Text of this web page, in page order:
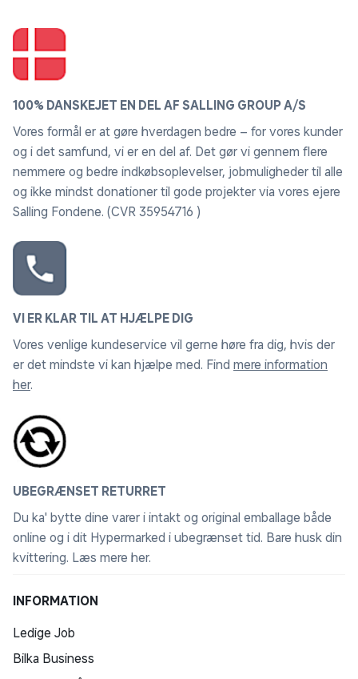
100% DANSKEJET EN DEL AF SALLING GROUP A/S
Vores formål er at gøre hverdagen bedre – for vores kunder
og i det samfund, vi er en del af. Det gør vi gennem flere
nemmere og bedre indkøbsoplevelser, jobmuligheder til alle
og ikke mindst donationer til gode projekter via vores ejere
Salling Fondene. (CVR 35954716 )
VI ER KLAR TIL AT HJÆLPE DIG
Vores venlige kundeservice vil gerne høre fra dig, hvis der
er det mindste vi kan hjælpe med. Find mere information
her.
UBEGRÆNSET RETURRET
Du ka' bytte dine varer i intakt og original emballage både
online og i dit Hypermarked i ubegrænset tid. Bare husk din
kvittering. Læs mere her.
INFORMATION
Ledige Job
Bilka Business